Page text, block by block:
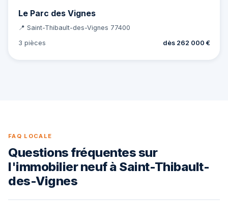
Le Parc des Vignes
📍 Saint-Thibault-des-Vignes 77400
3 pièces
dès 262 000 €
FAQ LOCALE
Questions fréquentes sur
l'immobilier neuf à Saint-Thibault-
des-Vignes